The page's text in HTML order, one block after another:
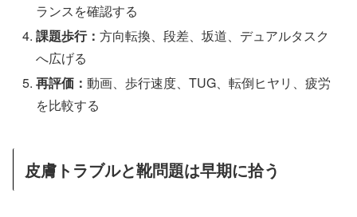
ランスを確認する
課題歩行：方向転換、段差、坂道、デュアルタスク
へ広げる
再評価：動画、歩行速度、TUG、転倒ヒヤリ、疲労
を比較する
皮膚トラブルと靴問題は早期に拾う